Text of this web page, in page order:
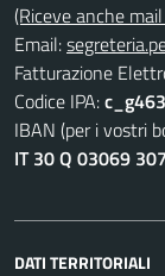
(Riceve anche
Email:
Fatturazione
Codice IPA:c_g463
IBAN (per i vostri
IT 30 Q 03069
DATI TERRITORIALI